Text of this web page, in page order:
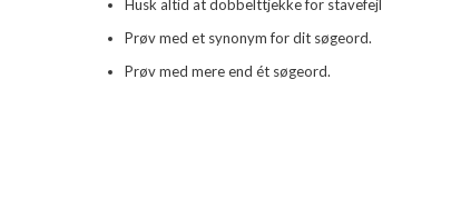
Husk altid at dobbelttjekke for stavefejl
Prøv med et synonym for dit søgeord.
Prøv med mere end ét søgeord.